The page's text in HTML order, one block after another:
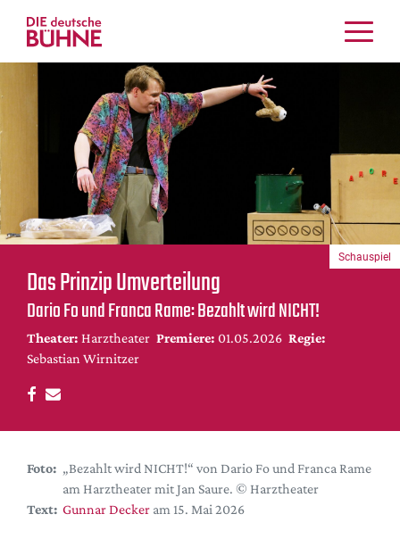
Schauspiel
Musiktheater
Tanz
Crossover
Bühnenwelt
Festivals & Veranstaltungen
Menschen & Theater
Themen
Internationales
Nachrufe
DdB-map
Premierensuche
Festival-Planer
Das Prinzip Umverteilung
Dario Fo und Franca Rame: Bezahlt wird NICHT!
Theater: Harztheater Premiere: 01.05.2026 Regie:
Sebastian Wirnitzer
Schauspiel
Foto: „Bezahlt wird NICHT!“ von Dario Fo und Franca Rame
am Harztheater mit Jan Saure. © Harztheater
Text: Gunnar Decker am 15. Mai 2026